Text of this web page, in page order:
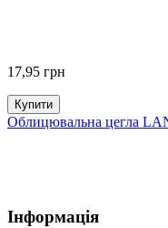
17,95 грн
Купити
Облицювальна цегла
Інформація